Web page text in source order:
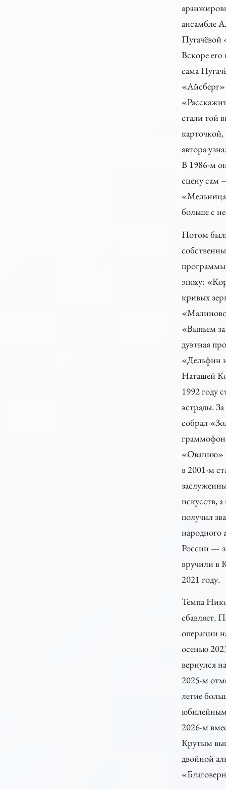
ансамбле
Пугачёвой
Вскоре его
сама
стали той
автора
В 1986-м
сцену сам
больше с
Потом
эпоху:
кривых
«Выпьем
дуэтная
«Дельфин
Наташей
1992 году
эстрады.
собрал
в 2001-м
искусств,
получил
народного
России —
вручили в
2021 году.
Темпа
сбавляет.
операции
осенью
вернулся
2025-м
летие
2026-м
Крутым
двойной